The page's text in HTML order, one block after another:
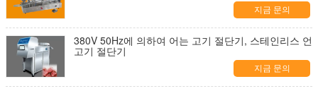
지금 문의
380V 50Hz에 의하여 어는 고기 절단기, 스테인리스 언
고기 절단기
지금 문의